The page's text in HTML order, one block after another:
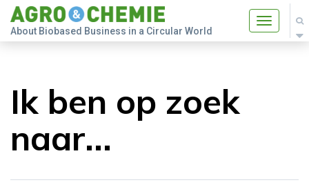
Toggle
About Biobased Business in a Circular World
Ik ben op zoek
naar...